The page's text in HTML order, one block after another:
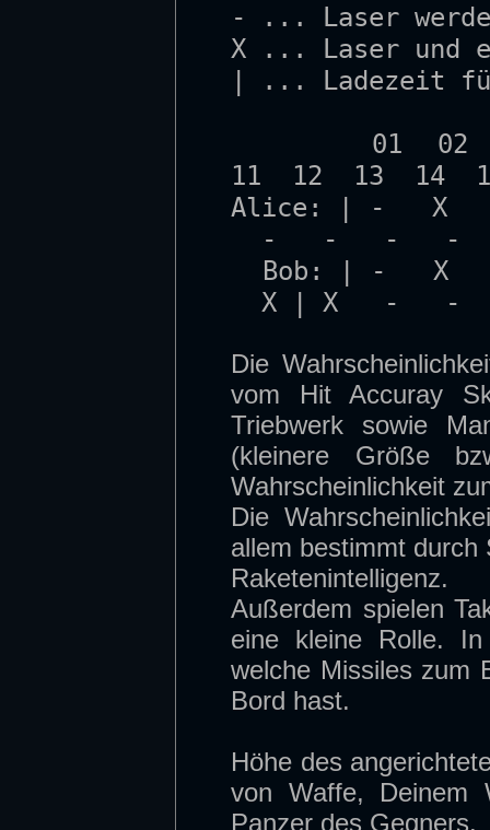
- ... Laser
X ... Laser und
| ... Ladezeit
01 02 03
11 12 13 14
Alice: | -
- - - -
Bob: | -
X | X -
Die
vom Hit Accuray
Triebwerk sowie
(kleinere Größe
Wahrscheinlichkeit
Die
allem bestimmt durch
Außerdem spielen
eine kleine Rolle.
welche Missiles zum
Bord hast.
Höhe des
von Waffe, Deinem
Panzer des Gegners.